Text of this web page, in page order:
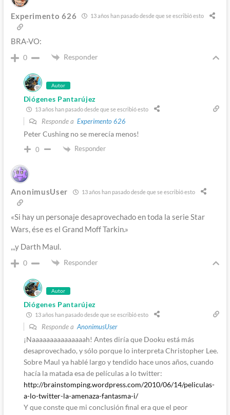
Experimento 626 13 años han pasado desde que se escribió esto
BRA-VO:
0 Responder
Autor
Diógenes Pantarújez
13 años han pasado desde que se escribió esto
Responde a Experimento 626
Peter Cushing no se merecía menos!
0 Responder
AnonimusUser 13 años han pasado desde que se escribió esto
«Si hay un personaje desaprovechado en toda la serie Star
Wars, ése es el Grand Moff Tarkin.»
,,,y Darth Maul.
0 Responder
Autor
Diógenes Pantarújez
13 años han pasado desde que se escribió esto
Responde aAnonimusUser
¡Naaaaaaaaaaaaaaah! Antes diría que Dooku está más
desaprovechado, y sólo porque lo interpreta Christopher Lee.
Sobre Maul ya hablé largo y tendido hace unos años, cuando
hacía la matada esa de películas a lo twitter:
http://brainstomping.wordpress.com/2010/06/14/peliculas-
a-lo-twitter-la-amenaza-fantasma-i/
Y que conste que mi conclusión final era que el peor